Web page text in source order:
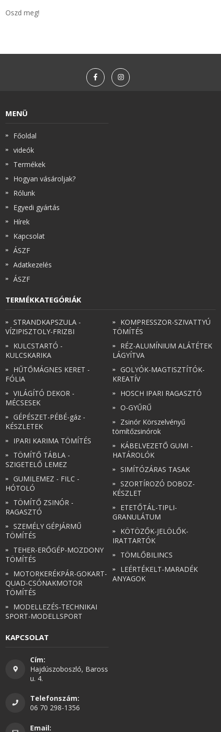
Oszd meg!
MENÜ
Főoldal
videók
Termékek
Hogyan vásároljak?
Rólunk
Egyedi gyártás
Hírek
Kapcsolat
ÁSZF
Adatkezelés
ÁSZF
TERMÉKKATEGÓRIÁK
STRANDKAPSZULA -
VÍZIPISZTOLY-FRIZBI
KULCSTARTÓ -
KULCSKARIKA
HŰTŐMÁGNES KERET -
FÓLIA
VILÁGÍTÓ DEKOR -
MÉCSESEK
GÉPÉSZET-PÉBÉ-gáz -
KÉSZLETEK
IPARI KARIMA TÖMÍTÉS
TÖMÍTŐ TÁBLA -
SZIGETELŐ LEMEZ
GUMILEMEZ - FILC -
HÓTOLÓ
TÖMÍTŐ ZSINÓR -
RAGASZTÓ
SZEMÉLY GÉPJÁRMŰ
TÖMÍTÉS
TEHER-ERŐGÉP-MOZDONY
TÖMÍTÉS
MOTORKERÉKPÁR-GOKART-
QUAD-CSÓNAKMOTOR
TÖMÍTÉS
MODELLEZÉS-TECHNIKAI
SPORT-MODELLSPORT
KOMPRESSZOR-SZIVATTYÚ
TÖMÍTÉS
RÉZ-ALUMÍNIUM ALÁTÉTEK
LÁGYÍTVA
GOLYÓK-MAGTISZTÍTÓK-
KREATÍV
HOSCH IPARI RAGASZTÓ
O-GYŰRŰ
Zsinór Körszelvényű
tömítőzsinórok
KÁBELVEZETŐ GUMI -
HATÁROLÓK
SIMÍTÓZÁRAS TASAK
SZORTÍROZÓ DOBOZ-
KÉSZLET
ETETŐTÁL-TIPLI-
GRANULÁTUM
KÖTÖZŐK-JELÖLŐK-
IRATTARTÓK
TÖMLŐBILINCS
LEÉRTÉKELT-MARADÉK
ANYAGOK
KAPCSOLAT
Cím:
Hajdúszoboszló, Baross
u. 4.
Telefonszám:
06 70 298-1356
Email: